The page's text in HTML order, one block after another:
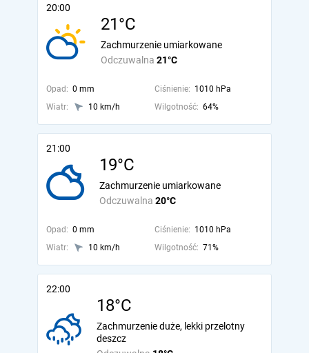
20:00
21°C
Odczuwalna 21°C
Zachmurzenie umiarkowane
Opad: 0 mm Ciśnienie: 1010 hPa
Wiatr:
10 km/h Wilgotność: 64%
21:00
19°C
Odczuwalna 20°C
Zachmurzenie umiarkowane
Opad: 0 mm Ciśnienie: 1010 hPa
Wiatr:
10 km/h Wilgotność: 71%
22:00
18°C
Zachmurzenie duże, lekki przelotny
deszcz